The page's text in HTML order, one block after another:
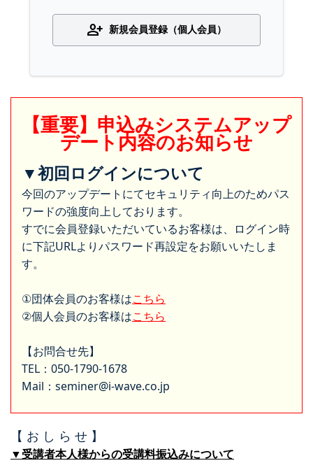
person_add 新規会員登録（個人会員）
【重要】申込みシステムアップ
デート内容のお知らせ
▼初回ログインについて
今回のアップデートにてセキュリティ向上のためパス
ワードの強度向上しております。
すでに会員登録いただいているお客様は、ログイン時
に下記URLよりパスワード再設定をお願いいたしま
す。
①団体会員のお客様はこちら
②個人会員のお客様はこちら
【お問合せ先】
TEL：050-1790-1678
Mail：seminer@i-wave.co.jp
【 お し ら せ 】
▼受講者本人様からの受講料振込みについて